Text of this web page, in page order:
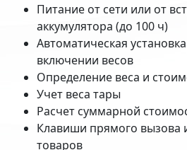
Питание от сети или от
аккумулятора (до 100 ч)
Автоматическая
включении весов
Определение веса и
Учет веса тары
Расчет суммарной
Клавиши прямого вызова
товаров